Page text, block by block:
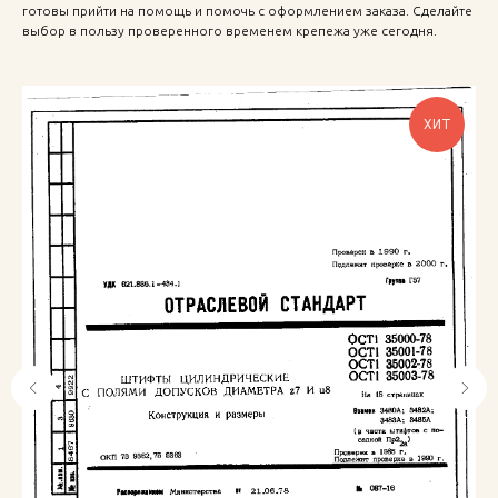
готовы прийти на помощь и помочь с оформлением заказа. Сделайте
выбор в пользу проверенного временем крепежа уже сегодня.
ХИТ